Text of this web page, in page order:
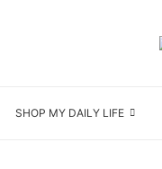
SHOP MY DAILY LIFE